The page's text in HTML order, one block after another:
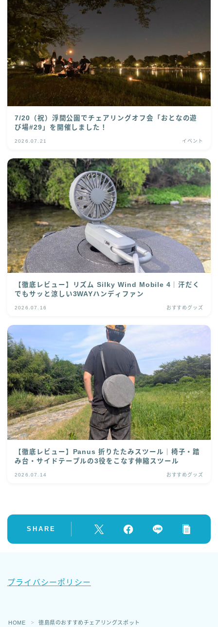
7/20（祝）浮間公園でチェアリングオフ会「おとなの遊
び場#29」を開催しました！
2026.07.21 イベント
【徹底レビュー】リズム Silky Wind Mobile 4｜汗だく
でもサッと涼しい3WAYハンディファン
2026.07.16 おすすめグッズ
【徹底レビュー】Panus 折りたたみスツール｜椅子・踏
み台・サイドテーブルの3役をこなす伸縮スツール
2026.07.14 おすすめグッズ
SHARE
プライバシーポリシー
HOME ＞ 徳島県のおすすめチェアリングスポット